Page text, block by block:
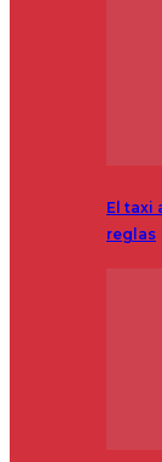
El taxi
reglas